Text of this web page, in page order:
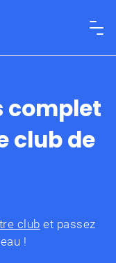
complet
club de
club et passez
!